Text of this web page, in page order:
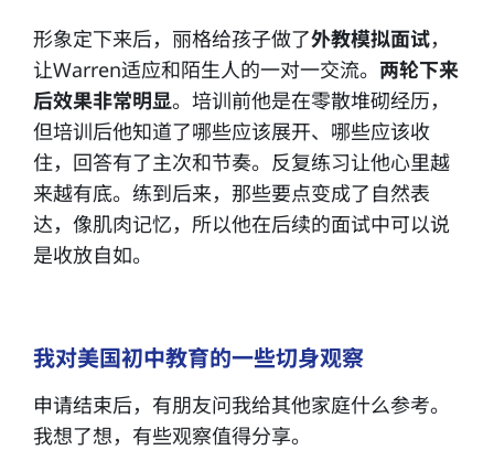
形象定下来后，丽格给孩子做了外教模拟面试，
让Warren适应和陌生人的一对一交流。 两轮下来
后效果非常明显。培训前他是在零散堆砌经历，
但培训后他知道了哪些应该展开、哪些应该收
住，回答有了主次和节奏。反复练习让他心里越
来越有底。练到后来，那些要点变成了自然表
达，像肌肉记忆，所以他在后续的面试中可以说
是收放自如。
我对美国初中教育的一些切身观察
申请结束后，有朋友问我给其他家庭什么参考。
我想了想，有些观察值得分享。